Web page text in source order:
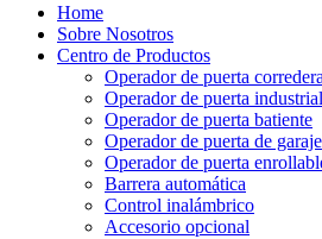
Home
Sobre Nosotros
Centro de Productos
Operador de puerta corredera
Operador de puerta industrial
Operador de puerta batiente
Operador de puerta de garaje
Operador de puerta
Barrera automática
Control inalámbrico
Accesorio opcional